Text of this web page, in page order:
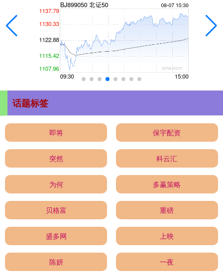
话题标签
即将 保宇配资
突然 科云汇
为何 多赢策略
贝格富 重磅
盛多网 上映
陈妍 一夜